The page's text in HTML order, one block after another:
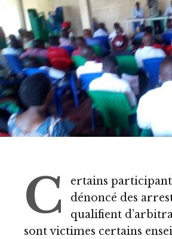
C
ertains
dénoncé des
qualifient
sont victimes certains